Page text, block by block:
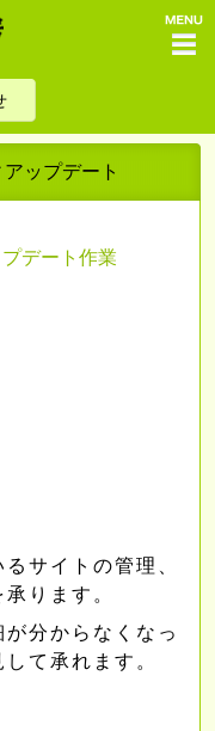
ップデート
デート作業
サイトの管理、
ります。
分からなくなっ
て承れます。